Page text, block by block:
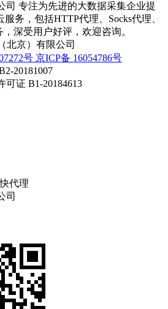
司 专注为先进的大数据采集企业提
务，包括HTTP代理、Socks代理、
深受用户好评，欢迎咨询。
北京）有限公司
号 京ICP备 16054786号
20181007
证 B1-20184613
代理
司